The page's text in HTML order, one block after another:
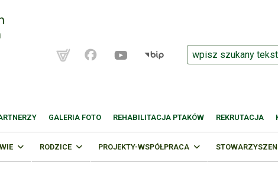
GALERIA FOTO REHABILITACJA PTAKÓW REKRUTACJA
RODZICE PROJEKTY-WSPÓŁPRACA